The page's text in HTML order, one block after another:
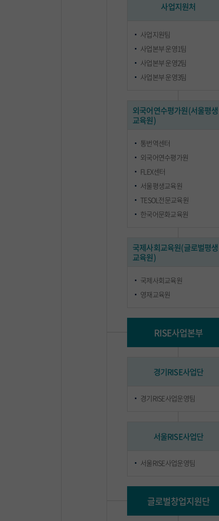
사업지원처
사업지원팀
사업본부 운영1팀
사업본부 운영2팀
사업본부 운영3팀
외국어연수평가원(서울평생
교육원)
통번역센터
외국어연수평가원
FLEX센터
서울평생교육원
TESOL전문교육원
한국어문화교육원
국제사회교육원(글로벌평생
교육원)
국제사회교육원
영재교육원
RISE사업본부
경기RISE사업단
경기RISE사업운영팀
서울RISE사업단
서울RISE사업운영팀
글로벌창업지원단